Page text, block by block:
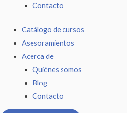
Contacto
Catálogo de cursos
Asesoramientos
Acerca de
Quiénes somos
Blog
Contacto